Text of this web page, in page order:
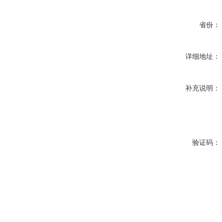
省份：
详细地址：
补充说明：
验证码：